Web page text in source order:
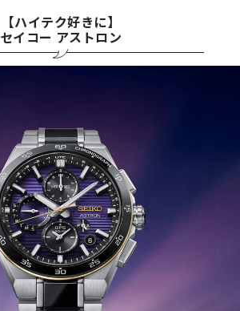
【ハイテク好きに】
セイコー アストロン